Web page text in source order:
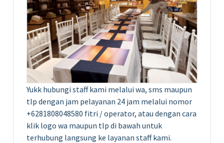
Yukk hubungi staff kami melalui wa, sms maupun
tlp dengan jam pelayanan 24 jam melalui nomor
+6281808048580 fitri / operator, atau dengan cara
klik logo wa maupun tlp di bawah untuk
terhubung langsung ke layanan staff kami.